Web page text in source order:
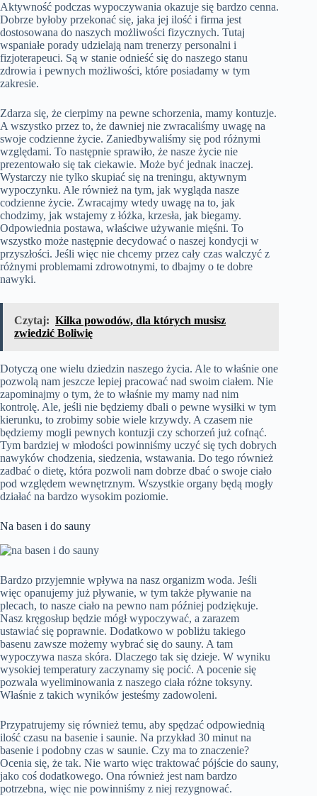
Aktywność podczas wypoczywania okazuje się bardzo cenna.
Dobrze byłoby przekonać się, jaka jej ilość i firma jest
dostosowana do naszych możliwości fizycznych. Tutaj
wspaniałe porady udzielają nam trenerzy personalni i
fizjoterapeuci. Są w stanie odnieść się do naszego stanu
zdrowia i pewnych możliwości, które posiadamy w tym
zakresie.
Zdarza się, że cierpimy na pewne schorzenia, mamy kontuzje.
A wszystko przez to, że dawniej nie zwracaliśmy uwagę na
swoje codzienne życie. Zaniedbywaliśmy się pod różnymi
względami. To następnie sprawiło, że nasze życie nie
prezentowało się tak ciekawie. Może być jednak inaczej.
Wystarczy nie tylko skupiać się na treningu, aktywnym
wypoczynku. Ale również na tym, jak wygląda nasze
codzienne życie. Zwracajmy wtedy uwagę na to, jak
chodzimy, jak wstajemy z łóżka, krzesła, jak biegamy.
Odpowiednia postawa, właściwe używanie mięśni. To
wszystko może następnie decydować o naszej kondycji w
przyszłości. Jeśli więc nie chcemy przez cały czas walczyć z
różnymi problemami zdrowotnymi, to dbajmy o te dobre
nawyki.
Czytaj: Kilka powodów, dla których musisz
zwiedzić Boliwię
Dotyczą one wielu dziedzin naszego życia. Ale to właśnie one
pozwolą nam jeszcze lepiej pracować nad swoim ciałem. Nie
zapominajmy o tym, że to właśnie my mamy nad nim
kontrolę. Ale, jeśli nie będziemy dbali o pewne wysiłki w tym
kierunku, to zrobimy sobie wiele krzywdy. A czasem nie
będziemy mogli pewnych kontuzji czy schorzeń już cofnąć.
Tym bardziej w młodości powinniśmy uczyć się tych dobrych
nawyków chodzenia, siedzenia, wstawania. Do tego również
zadbać o dietę, która pozwoli nam dobrze dbać o swoje ciało
pod względem wewnętrznym. Wszystkie organy będą mogły
działać na bardzo wysokim poziomie.
Na basen i do sauny
Bardzo przyjemnie wpływa na nasz organizm woda. Jeśli
więc opanujemy już pływanie, w tym także pływanie na
plecach, to nasze ciało na pewno nam później podziękuje.
Nasz kręgosłup będzie mógł wypoczywać, a zarazem
ustawiać się poprawnie. Dodatkowo w pobliżu takiego
basenu zawsze możemy wybrać się do sauny. A tam
wypoczywa nasza skóra. Dlaczego tak się dzieje. W wyniku
wysokiej temperatury zaczynamy się pocić. A pocenie się
pozwala wyeliminowania z naszego ciała różne toksyny.
Właśnie z takich wyników jesteśmy zadowoleni.
Przypatrujemy się również temu, aby spędzać odpowiednią
ilość czasu na basenie i saunie. Na przykład 30 minut na
basenie i podobny czas w saunie. Czy ma to znaczenie?
Ocenia się, że tak. Nie warto więc traktować pójście do sauny,
jako coś dodatkowego. Ona również jest nam bardzo
potrzebna, więc nie powinniśmy z niej rezygnować.